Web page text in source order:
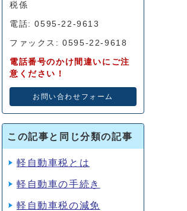
税係
電話: 0595-22-9613
ファックス: 0595-22-9618
電話番号のかけ間違いにご注
意ください！
お問い合わせフォーム
この記事と同じ分類の記事
軽自動車税とは
軽自動車の手続き
軽自動車税の減免